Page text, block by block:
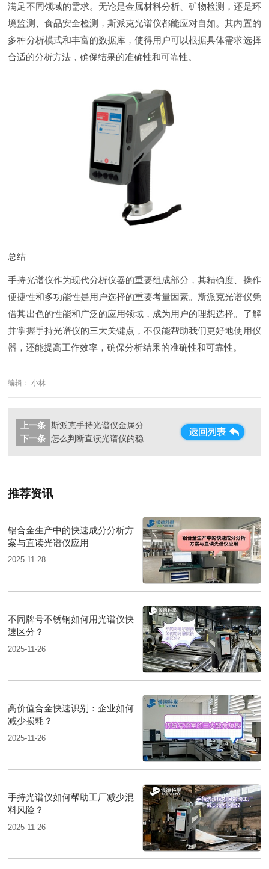
满足不同领域的需求。无论是金属材料分析、矿物检测，还是环
境监测、食品安全检测，斯派克光谱仪都能应对自如。其内置的
多种分析模式和丰富的数据库，使得用户可以根据具体需求选择
合适的分析方法，确保结果的准确性和可靠性。
总结
手持光谱仪作为现代分析仪器的重要组成部分，其精确度、操作
便捷性和多功能性是用户选择的重要考量因素。斯派克光谱仪凭
借其出色的性能和广泛的应用领域，成为用户的理想选择。了解
并掌握手持光谱仪的三大关键点，不仅能帮助我们更好地使用仪
器，还能提高工作效率，确保分析结果的准确性和可靠性。
编辑： 小林
上一条
下一条
怎么判断直读光谱仪的稳定性好不好
推荐资讯
铝合金生产中的快速成分分析方
案与直读光谱仪应用
2025-11-28
不同牌号不锈钢如何用光谱仪快
速区分？
2025-11-26
高价值合金快速识别：企业如何
减少损耗？
2025-11-26
手持光谱仪如何帮助工厂减少混
料风险？
2025-11-26